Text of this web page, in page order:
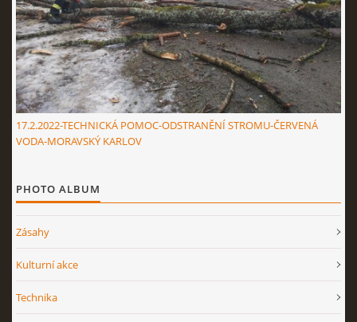
17.2.2022-TECHNICKÁ POMOC-ODSTRANĚNÍ STROMU-ČERVENÁ
VODA-MORAVSKÝ KARLOV
PHOTO ALBUM
Zásahy
Kulturní akce
Technika